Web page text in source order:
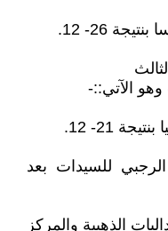
26- 12.
الآتي::-
21- 12.
للسيدات بعد
الذهبية والمركز